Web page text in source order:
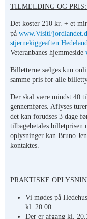
TILMELDING OG PRIS:
Det koster 210 kr. + et
på
stjernekiggeaften
Veteranbanes hjemmeside
Billetterne sælges kun
samme pris for alle
Der skal være mindst 40
gennemføres. Aflyses
det kan forudses 3 dage
tilbagebetales billetprisen
oplysninger kan Bruno
kontaktes.
PRAKTISKE
Vi mødes på
kl. 20.00.
Der er afgang kl.